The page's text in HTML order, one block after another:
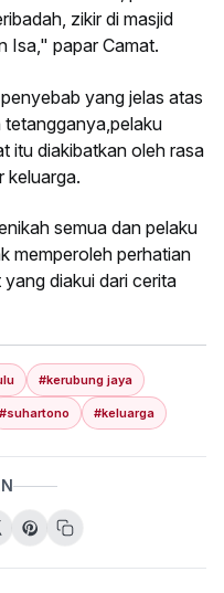
zikir di masjid
Isa," papar Camat.
yang jelas atas
tetangganya,pelaku
itu diakibatkan oleh rasa
keluarga.
semua dan pelaku
memperoleh perhatian
diakui dari cerita
#kerubung jaya
#suhartono #keluarga